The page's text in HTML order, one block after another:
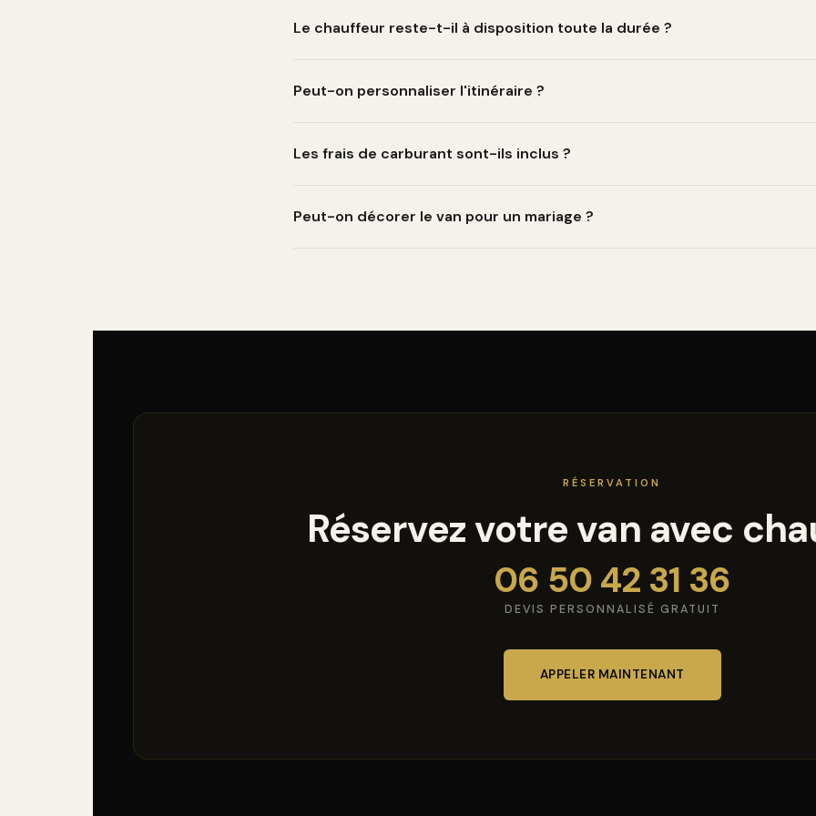
Le chauffeur reste-t-il à disposition toute la durée ?
Peut-on personnaliser l'itinéraire ?
Les frais de carburant sont-ils inclus ?
Peut-on décorer le van pour un mariage ?
RÉSERVATION
Réservez votre van avec
06 50 42 31 36
DEVIS PERSONNALISÉ GRATUIT
APPELER MAINTENANT